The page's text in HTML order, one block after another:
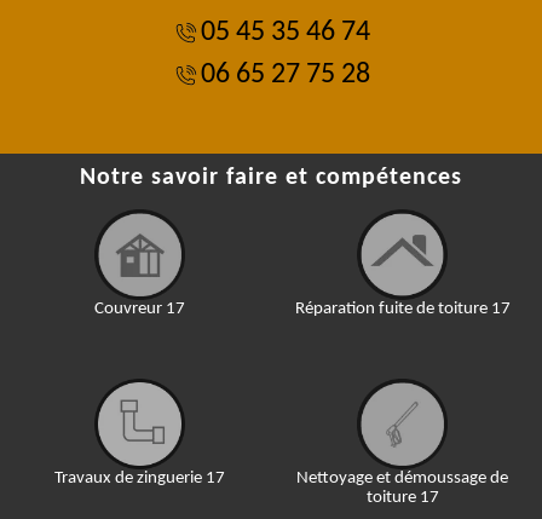
05 45 35 46 74
06 65 27 75 28
Notre savoir faire et compétences
Couvreur 17
Travaux de zinguerie 17
Réparation fuite de toiture 17
Nettoyage et démoussage de
toiture 17